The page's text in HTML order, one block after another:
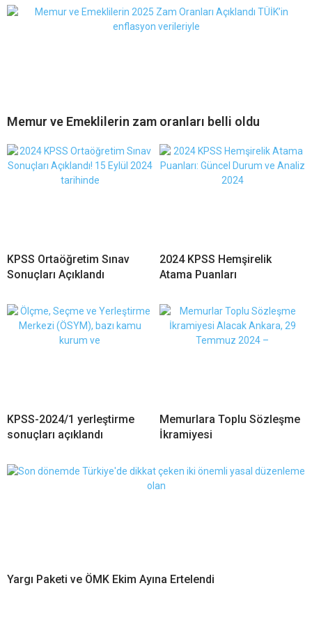
Memur ve Emeklilerin zam oranları belli oldu
KPSS Ortaöğretim Sınav
Sonuçları Açıklandı
2024 KPSS Hemşirelik
Atama Puanları
KPSS-2024/1 yerleştirme
sonuçları açıklandı
Memurlara Toplu Sözleşme
İkramiyesi
Yargı Paketi ve ÖMK Ekim Ayına Ertelendi